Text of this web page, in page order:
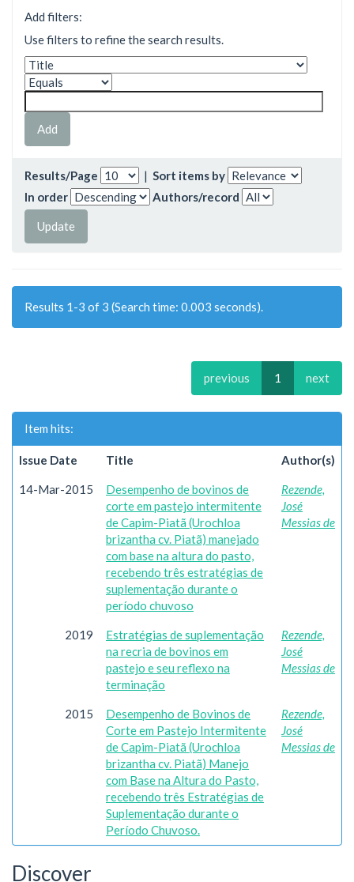
Add filters:
Use filters to refine the search results.
Results/Page | Sort items by
In order
Authors/record
Results 1-3 of 3 (Search time: 0.003 seconds).
previous 1 next
Item hits:
Issue Date Title Author(s)
14-Mar-2015
Desempenho de bovinos de
corte em pastejo intermitente
de Capim-Piatã (Urochloa
brizantha cv. Piatã) manejado
com base na altura do pasto,
recebendo três estratégias de
suplementação durante o
período chuvoso
Rezende,
José
Messias de
2019
Estratégias de suplementação
na recria de bovinos em
pastejo e seu reflexo na
terminação
Rezende,
José
Messias de
2015
Desempenho de Bovinos de
Corte em Pastejo Intermitente
de Capim-Piatã (Urochloa
brizantha cv. Piatã) Manejo
com Base na Altura do Pasto,
recebendo três Estratégias de
Suplementação durante o
Período Chuvoso.
Rezende,
José
Messias de
Discover